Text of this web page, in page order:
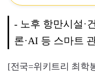
- 노후 항만시설·
론·AI 등 스마트
[전국=위키트리 최학